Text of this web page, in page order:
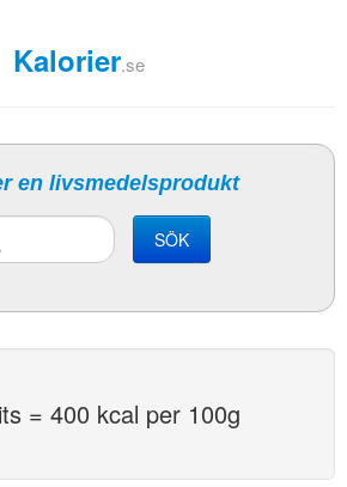
Kalorier.se
en livsmedelsprodukt
SÖK
= 400 kcal per 100g